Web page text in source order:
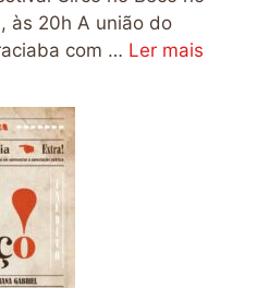
às 20h A união do
com … Ler mais